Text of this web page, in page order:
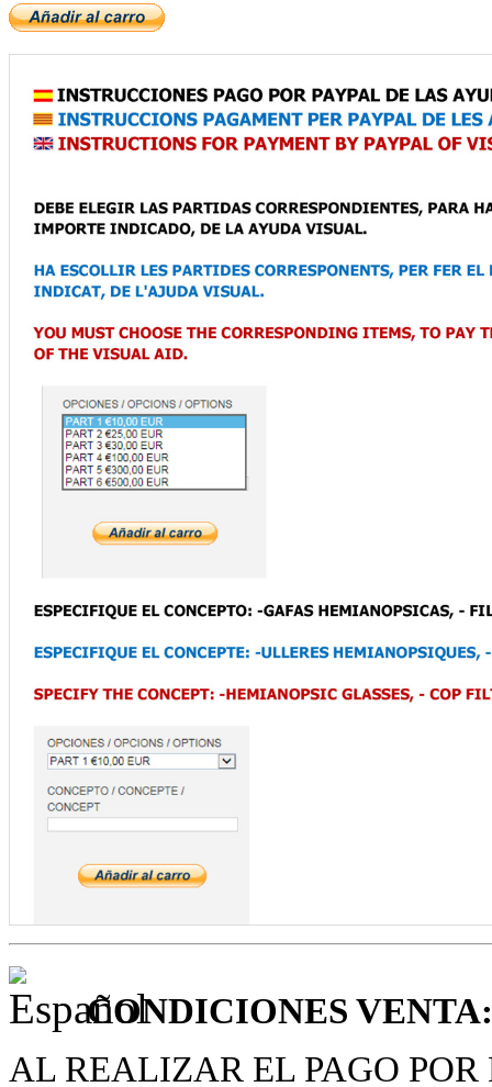
CONDICIONES VENTA:
AL REALIZAR EL PAGO POR